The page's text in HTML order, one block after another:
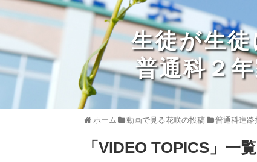
生徒が生
普通科２
ホーム 動画で見る花咲の投稿 普通科進路
「 VIDEO TOPICS 」 一覧